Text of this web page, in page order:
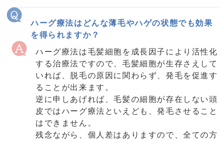
ハーグ療法はどんな薄毛やハゲの状態でも効果
を得られますか？
ハーグ療法は毛髪細胞を成長因子により活性化
する治療法ですので、毛髪細胞が生存さえして
いれば、脱毛の原因に関わらず、発毛を促進す
ることが出来ます。
逆に申しあげれば、毛髪の細胞が存在しない頭
皮ではハーグ療法といえども、発毛させること
はできません。
残念ながら、個人差はありますので、全ての方